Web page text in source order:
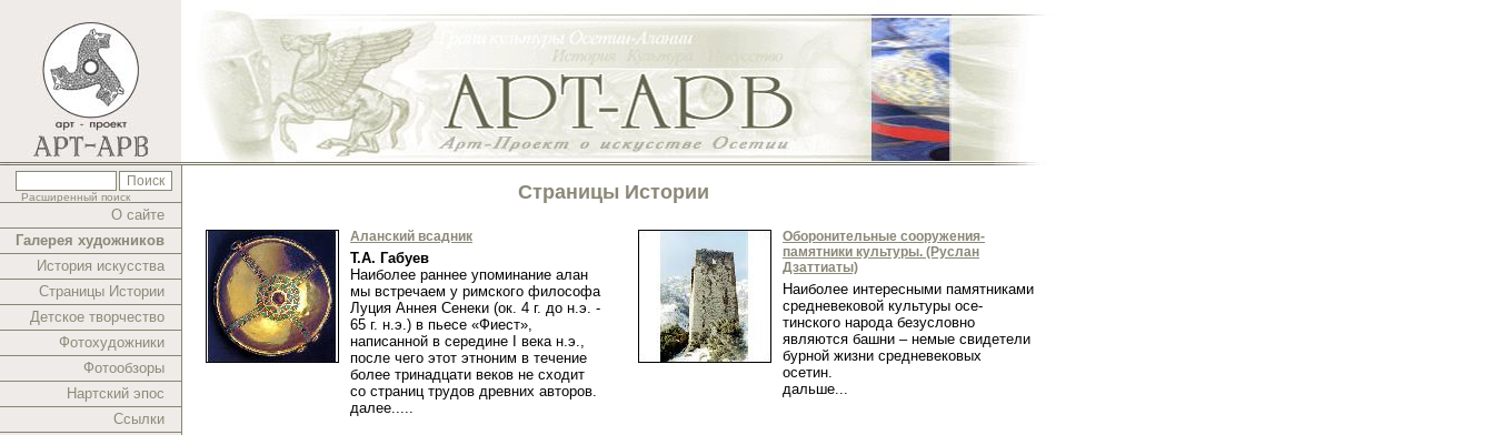
Расширенный поиск
О сайте
Галерея художников
История искусства
Страницы Истории
Детское творчество
Фотохудожники
Фотообзоры
Нартский эпос
Ссылки
Страницы Истории
Аланский всадник
Т.А. Габуев
Наиболее раннее упоминание алан
мы встречаем у римского философа
Луция Аннея Сенеки (ок. 4 г. до н.э. -
65 г. н.э.) в пьесе «Фиест»,
написанной в середине I века н.э.,
после чего этот этноним в течение
более тринадцати веков не сходит
со страниц трудов древних авторов.
далее.....
Оборонительные сооружения-
памятники культуры. (Руслан
Дзаттиаты)
Наиболее интересными памятниками
средневековой культуры осе­
тинского народа безусловно
являются башни – немые свидетели
бурной жизни средневековых
осетин.
дальше...